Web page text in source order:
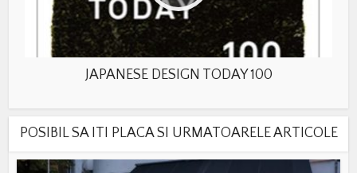
JAPANESE DESIGN TODAY 100
POSIBIL SA ITI PLACA SI URMATOARELE ARTICOLE